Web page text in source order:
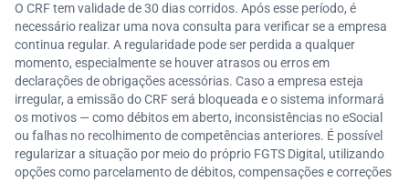
O CRF tem validade de 30 dias corridos. Após esse período, é
necessário realizar uma nova consulta para verificar se a empresa
continua regular. A regularidade pode ser perdida a qualquer
momento, especialmente se houver atrasos ou erros em
declarações de obrigações acessórias. Caso a empresa esteja
irregular, a emissão do CRF será bloqueada e o sistema informará
os motivos — como débitos em aberto, inconsistências no eSocial
ou falhas no recolhimento de competências anteriores. É possível
regularizar a situação por meio do próprio FGTS Digital, utilizando
opções como parcelamento de débitos, compensações e correções